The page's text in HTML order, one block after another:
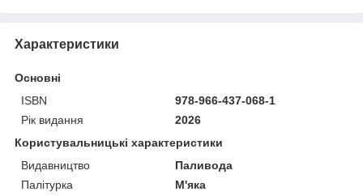
Характеристики
Основні
ISBN
978-966-437-068-1
Рік видання
2026
Користувальницькі характеристики
Видавництво
Паливода
Палітурка
М'яка